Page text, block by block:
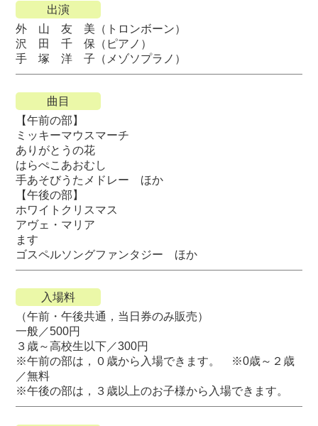
出演
外 山 友 美（トロンボーン）
沢 田 千 保（ピアノ）
手 塚 洋 子（メゾソプラノ）
曲目
【午前の部】
ミッキーマウスマーチ
ありがとうの花
はらぺこあおむし
手あそびうたメドレー ほか
【午後の部】
ホワイトクリスマス
アヴェ・マリア
ます
ゴスペルソングファンタジー ほか
入場料
（午前・午後共通，当日券のみ販売）
一般／500円
３歳～高校生以下／300円
※午前の部は，０歳から入場できます。 ※0歳～２歳
／無料
※午後の部は，３歳以上のお子様から入場できます。